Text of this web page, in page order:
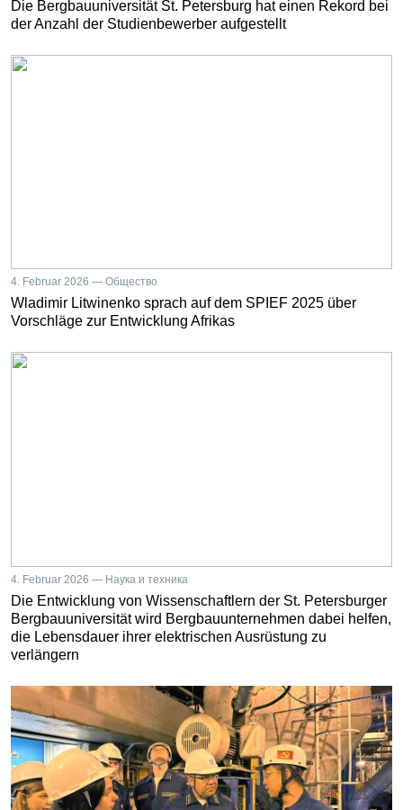
Die Bergbauuniversität St. Petersburg hat einen Rekord bei
der Anzahl der Studienbewerber aufgestellt
4. Februar 2026 — Общество
Wladimir Litwinenko sprach auf dem SPIEF 2025 über
Vorschläge zur Entwicklung Afrikas
4. Februar 2026 — Наука и техника
Die Entwicklung von Wissenschaftlern der St. Petersburger
Bergbauuniversität wird Bergbauunternehmen dabei helfen,
die Lebensdauer ihrer elektrischen Ausrüstung zu
verlängern